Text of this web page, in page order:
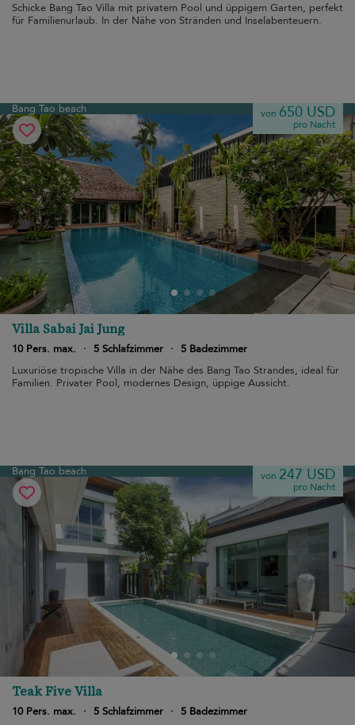
Schicke Bang Tao Villa mit privatem Pool und üppigem Garten, perfekt
für Familienurlaub. In der Nähe von Stränden und Inselabenteuern.
Bang Tao beach von 650 USD
pro Nacht
Villa Sabai Jai Jung
10 Pers. max. · 5 Schlafzimmer ·
5 Badezimmer
Luxuriöse tropische Villa in der Nähe des Bang Tao Strandes, ideal für
Familien. Privater Pool, modernes Design, üppige Aussicht.
Bang Tao beach von 247 USD
pro Nacht
Teak Five Villa
10 Pers. max. · 5 Schlafzimmer ·
5 Badezimmer